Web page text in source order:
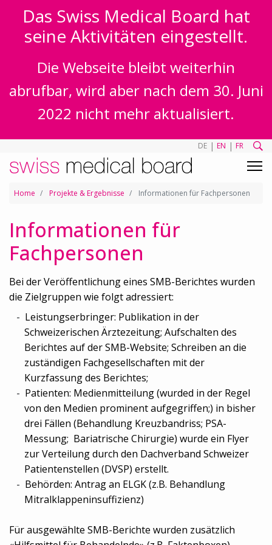
Das Swiss Medical Board hat
seine Aktivitäten eingestellt.
Die Webseite bleibt weiterhin
abrufbar, wird aber nach dem 30. Juni
2022 nicht mehr aktualisiert.
DE | EN | FR
Home Projekte & Ergebnisse Informationen für Fachpersonen
Informationen für
Fachpersonen
Bei der Veröffentlichung eines SMB-Berichtes wurden
die Zielgruppen wie folgt adressiert:
Leistungserbringer: Publikation in der
Schweizerischen Ärztezeitung; Aufschalten des
Berichtes auf der SMB-Website; Schreiben an die
zuständigen Fachgesellschaften mit der
Kurzfassung des Berichtes;
Patienten: Medienmitteilung (wurded in der Regel
von den Medien prominent aufgegriffen;) in bisher
drei Fällen (Behandlung Kreuzbandriss; PSA-
Messung; Bariatrische Chirurgie) wurde ein Flyer
zur Verteilung durch den Dachverband Schweizer
Patientenstellen (DVSP) erstellt.
Behörden: Antrag an ELGK (z.B. Behandlung
Mitralklappeninsuffizienz)
Für ausgewählte SMB-Berichte wurden zusätzlich